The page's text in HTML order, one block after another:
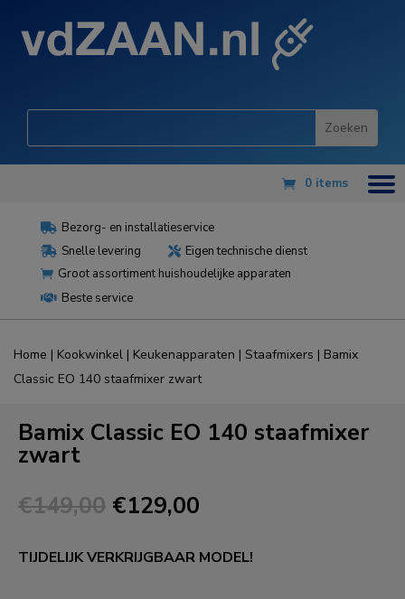
0 items
 Bezorg- en installatieservice
 Snelle levering  Eigen technische dienst
 Groot assortiment huishoudelijke apparaten
 Beste service
Home | Kookwinkel | Keukenapparaten | Staafmixers | Bamix
Classic EO 140 staafmixer zwart
Bamix Classic EO 140 staafmixer
zwart
€149,00 Oorspronkelijke
was:
€129,00
is:
TIJDELIJK VERKRIJGBAAR MODEL!